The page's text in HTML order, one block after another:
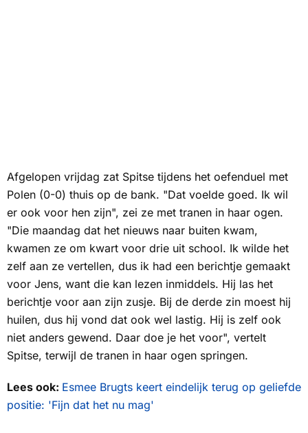
Afgelopen vrijdag zat Spitse tijdens het oefenduel met
Polen (0-0) thuis op de bank. "Dat voelde goed. Ik wil
er ook voor hen zijn", zei ze met tranen in haar ogen.
"Die maandag dat het nieuws naar buiten kwam,
kwamen ze om kwart voor drie uit school. Ik wilde het
zelf aan ze vertellen, dus ik had een berichtje gemaakt
voor Jens, want die kan lezen inmiddels. Hij las het
berichtje voor aan zijn zusje. Bij de derde zin moest hij
huilen, dus hij vond dat ook wel lastig. Hij is zelf ook
niet anders gewend. Daar doe je het voor", vertelt
Spitse, terwijl de tranen in haar ogen springen.
Lees ook: Esmee Brugts keert eindelijk terug op geliefde
positie: 'Fijn dat het nu mag'